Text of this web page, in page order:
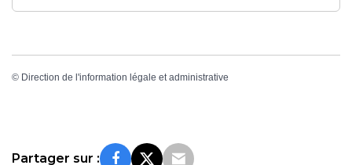
© Direction de l'information légale et administrative
Partager sur :